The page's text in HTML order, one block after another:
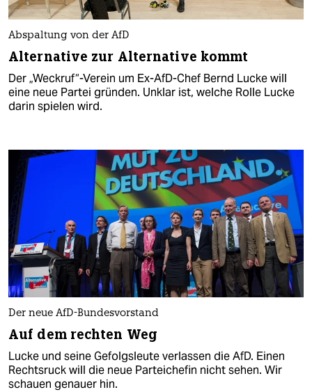
Abspaltung von der AfD
Alternative zur Alternative kommt
Der „Weckruf“-Verein um Ex-AfD-Chef Bernd Lucke will
eine neue Partei gründen. Unklar ist, welche Rolle Lucke
darin spielen wird.
Der neue AfD-Bundesvorstand
Auf dem rechten Weg
Lucke und seine Gefolgsleute verlassen die AfD. Einen
Rechtsruck will die neue Parteichefin nicht sehen. Wir
schauen genauer hin.